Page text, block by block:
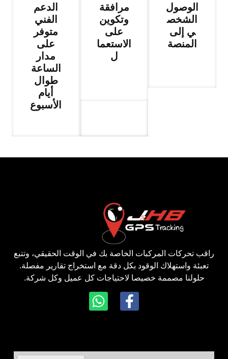
الوصول
الشخص
ي إلى
المنصة
مرافقة
وتكوين
على
الاستعما
ل
الدعم
الفني
متوفر
على
مدار
الساعة
طوال
أيام
الأسبوع
راقب تحركات المركبات الخاصة بك في الوقت الحقيقي، وتتبع
تعبئة واستهلاك الوقود بكل دقة مع استخراج تقارير مفصلة.
حلولنا مصممة خصيصا لاحتياجات كل عميل وكل شركة.